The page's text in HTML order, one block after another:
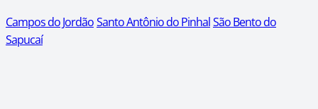
Campos do JordãoSanto Antônio do PinhalSão Bento do
Sapucaí